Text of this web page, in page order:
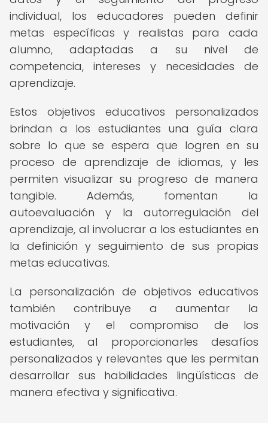
individual, los educadores pueden definir
metas específicas y realistas para cada
alumno, adaptadas a su nivel de
competencia, intereses y necesidades de
aprendizaje.
Estos objetivos educativos personalizados
brindan a los estudiantes una guía clara
sobre lo que se espera que logren en su
proceso de aprendizaje de idiomas, y les
permiten visualizar su progreso de manera
tangible. Además, fomentan la
autoevaluación y la autorregulación del
aprendizaje, al involucrar a los estudiantes en
la definición y seguimiento de sus propias
metas educativas.
La personalización de objetivos educativos
también contribuye a aumentar la
motivación y el compromiso de los
estudiantes, al proporcionarles desafíos
personalizados y relevantes que les permitan
desarrollar sus habilidades lingüísticas de
manera efectiva y significativa.